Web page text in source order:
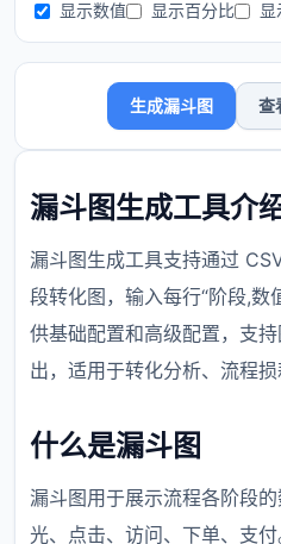
显示数值 显示百分比
生成漏斗图 查
漏斗图生成工具介
漏斗图生成工具支持通过
段转化图，输入每行“阶段,数
供基础配置和高级配置，支
出，适用于转化分析、流程损
什么是漏斗图
漏斗图用于展示流程各阶段
光、点击、访问、下单、支